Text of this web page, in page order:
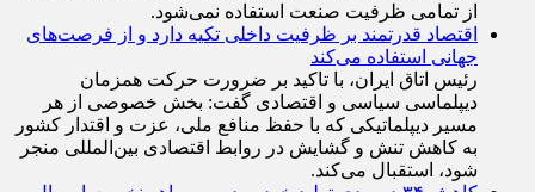
از تمامی ظرفیت صنعت استفاده نمی‌شود.
اقتصاد قدرتمند بر ظرفیت داخلی تکیه دارد و از فرصت‌های
جهانی استفاده می‌کند
رئیس اتاق ایران، با تاکید بر ضرورت حرکت همزمان
دیپلماسی سیاسی و اقتصادی گفت: بخش خصوصی از هر
مسیر دیپلماتیکی که با حفظ منافع ملی، عزت و اقتدار کشور
به کاهش تنش و گشایش در روابط اقتصادی بین‌المللی منجر
شود، استقبال می‌کند.